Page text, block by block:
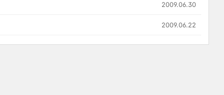
2009.06.30
2009.06.22